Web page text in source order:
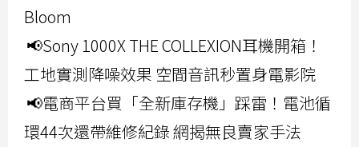
Bloom
📢Sony 1000X THE COLLEXION耳機開箱！
工地實測降噪效果 空間音訊秒置身電影院
📢電商平台買「全新庫存機」踩雷！電池循
環44次還帶維修紀錄 網揭無良賣家手法